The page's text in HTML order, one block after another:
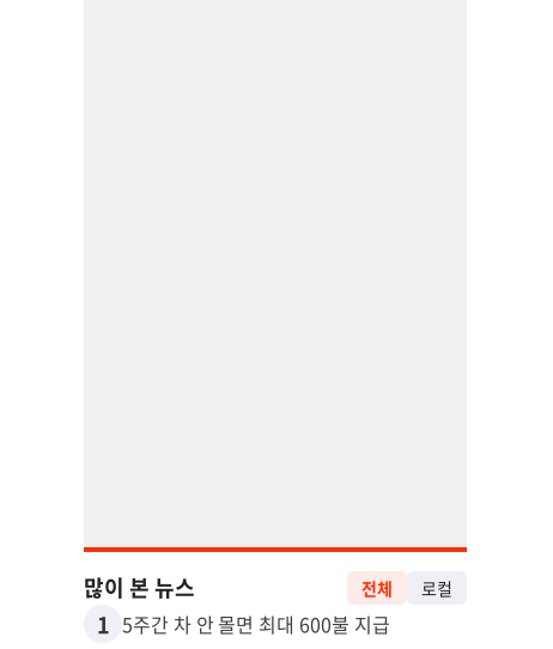
많이 본 뉴스 전체 로컬
1 5주간 차 안 몰면 최대 600불 지급